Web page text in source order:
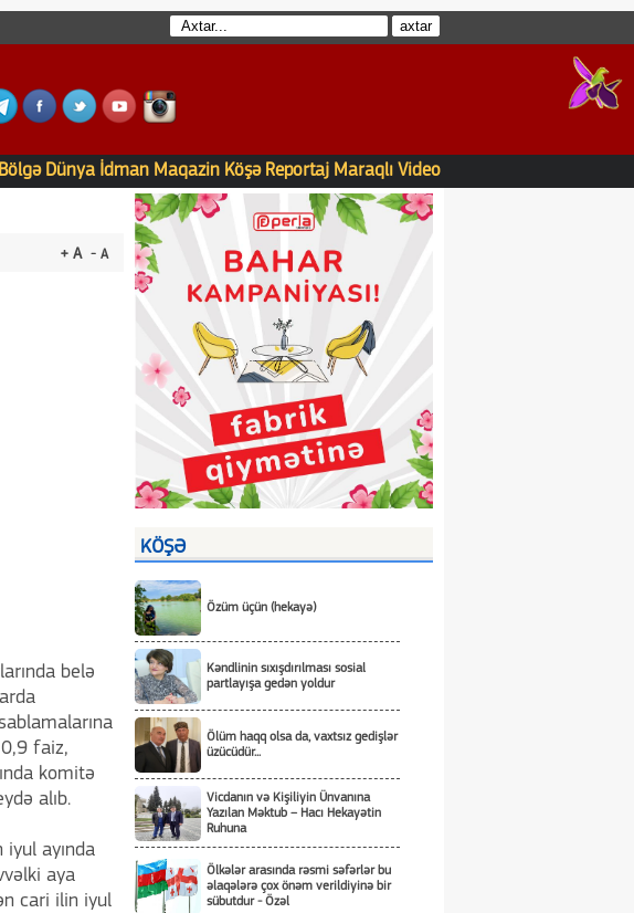
Bölgə Dünya İdman Maqazin Köşə Reportaj Maraqlı Video
+ A - A
belə
faiz,
komitə
alıb.
ayında
aya
cari ilin iyul
KÖŞƏ
Özüm üçün (hekayə)
Kəndlinin sıxışdırılması sosial
partlayışa gedən yoldur
Ölüm haqq olsa da, vaxtsız gedişlər
üzücüdür...
Vicdanın və Kişiliyin Ünvanına
Yazılan Məktub – Hacı Hekayətin
Ruhuna
Ölkələr arasında rəsmi səfərlər bu
əlaqələrə çox önəm verildiyinə bir
sübutdur - Özəl